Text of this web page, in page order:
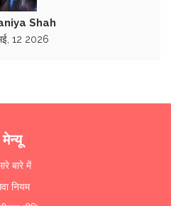
Shah
12 2026
मेन्यू
बारे में
नियम